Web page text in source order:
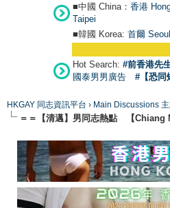
■中國 China： 香港
Taipei
■韓國 Korea: 首爾 Seou
Hot Search: #前香港先
國泰男男廣告
#【恐同
HKGAY 同志資訊平台 › Main Discussions
＝＝【清邁】男同志熱點 【Chiang